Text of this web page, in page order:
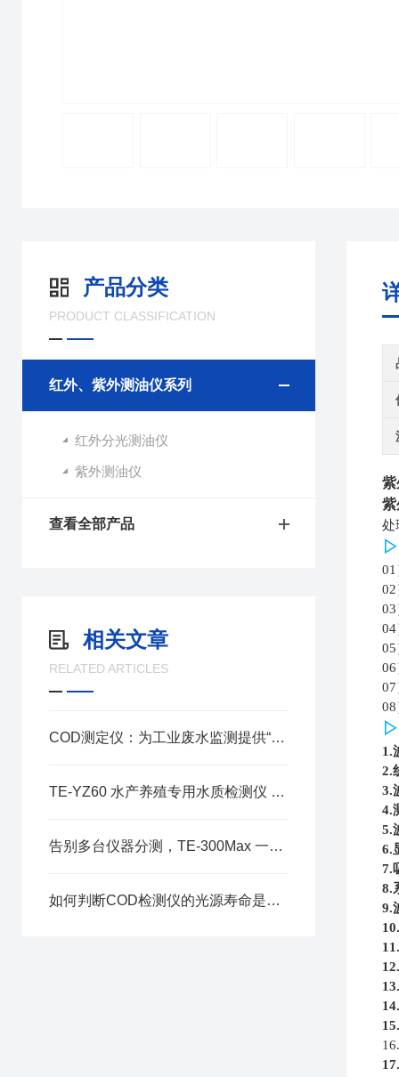
产品分类
PRODUCT CLASSIFICATION
红外、紫外测油仪系列
红外分光测油仪
紫外测油仪
查看全部产品
相关文章
RELATED ARTICLES
COD测定仪：为工业废水监测提供“快准稳”方案
TE-YZ60 水产养殖专用水质检测仪 助力渔业精细化养殖管控
告别多台仪器分测，TE-300Max 一体化设备提升 COD 氨氮总磷总氮检测效率
如何判断COD检测仪的光源寿命是否达标
紫
紫
处
▷
▷
1.
2.
3.
4.
5.
6.
7.
8.
9.
16.